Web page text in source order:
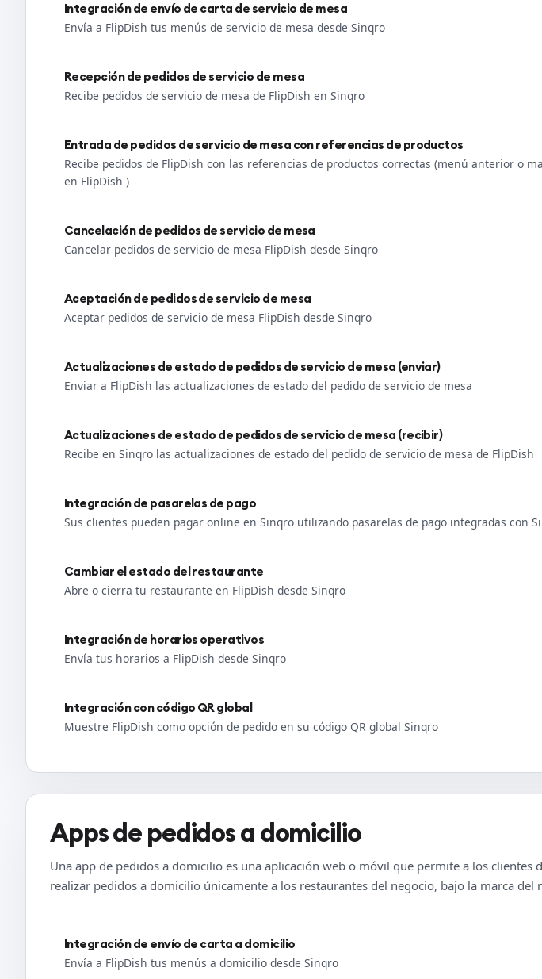
Integración de envío de carta de servicio de mesa
Envía a FlipDish tus menús de servicio de mesa desde Sinqro
Recepción de pedidos de servicio de mesa
Recibe pedidos de servicio de mesa de FlipDish en Sinqro
Entrada de pedidos de servicio de mesa con referencias de productos
Recibe pedidos de FlipDish con las referencias de productos correctas (menú anterior o
en FlipDish )
Cancelación de pedidos de servicio de mesa
Cancelar pedidos de servicio de mesa FlipDish desde Sinqro
Aceptación de pedidos de servicio de mesa
Aceptar pedidos de servicio de mesa FlipDish desde Sinqro
Actualizaciones de estado de pedidos de servicio de mesa (enviar)
Enviar a FlipDish las actualizaciones de estado del pedido de servicio de mesa
Actualizaciones de estado de pedidos de servicio de mesa (recibir)
Recibe en Sinqro las actualizaciones de estado del pedido de servicio de mesa de FlipDish
Integración de pasarelas de pago
Sus clientes pueden pagar online en Sinqro utilizando pasarelas de pago integradas con
Cambiar el estado del restaurante
Abre o cierra tu restaurante en FlipDish desde Sinqro
Integración de horarios operativos
Envía tus horarios a FlipDish desde Sinqro
Integración con código QR global
Muestre FlipDish como opción de pedido en su código QR global Sinqro
Apps de pedidos a domicilio
Una app de pedidos a domicilio es una aplicación web o móvil que permite a los clientes
realizar pedidos a domicilio únicamente a los restaurantes del negocio, bajo la marca del
Integración de envío de carta a domicilio
Envía a FlipDish tus menús a domicilio desde Sinqro